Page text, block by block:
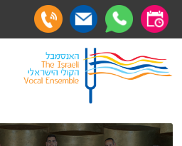
תרומות
הצטרפות לאגודת הידידים
אגודת הידידים
ראשי
תכניה ומשחקיה – איתמר פוגש ארנב
תרומות